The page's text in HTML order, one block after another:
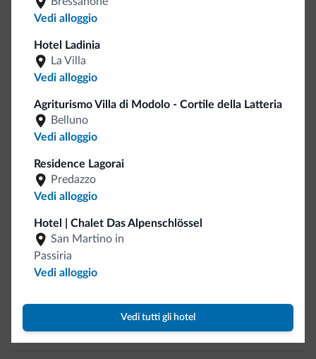
Bancomat/ATM
Staff multilingua
Italiano
Inglese
Tedesco
Camere comunicanti
Wi-Fi in camera
Internet
Wi-Fi nelle aree comuni
Wi-Fi gratuito
Spazi all'aperto
Griglia per il barbecue 5 km
Vedi alloggio
Hotel Ladinia
La Villa
Vedi alloggio
Agriturismo Villa di Modolo - Cortile della Latteria
Belluno
Vedi alloggio
Residence Lagorai
Predazzo
Vedi alloggio
Hotel | Chalet Das Alpenschlössel
San Martino in
Passiria
Vedi alloggio
Vedi tutti gli hotel